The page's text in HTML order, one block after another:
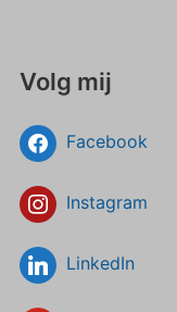
Volg mij
Facebook
Instagram
LinkedIn